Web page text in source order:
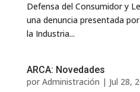
Defensa del Consumidor y
una denuncia presentada
la Industria...
ARCA: Novedades
por Administración | Jul 28,